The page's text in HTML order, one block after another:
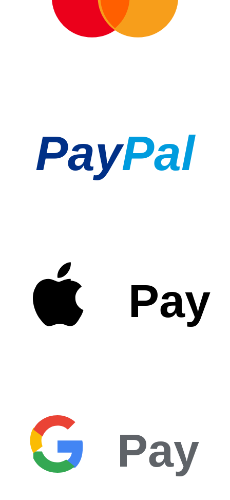
PayPal
Pay
Pay